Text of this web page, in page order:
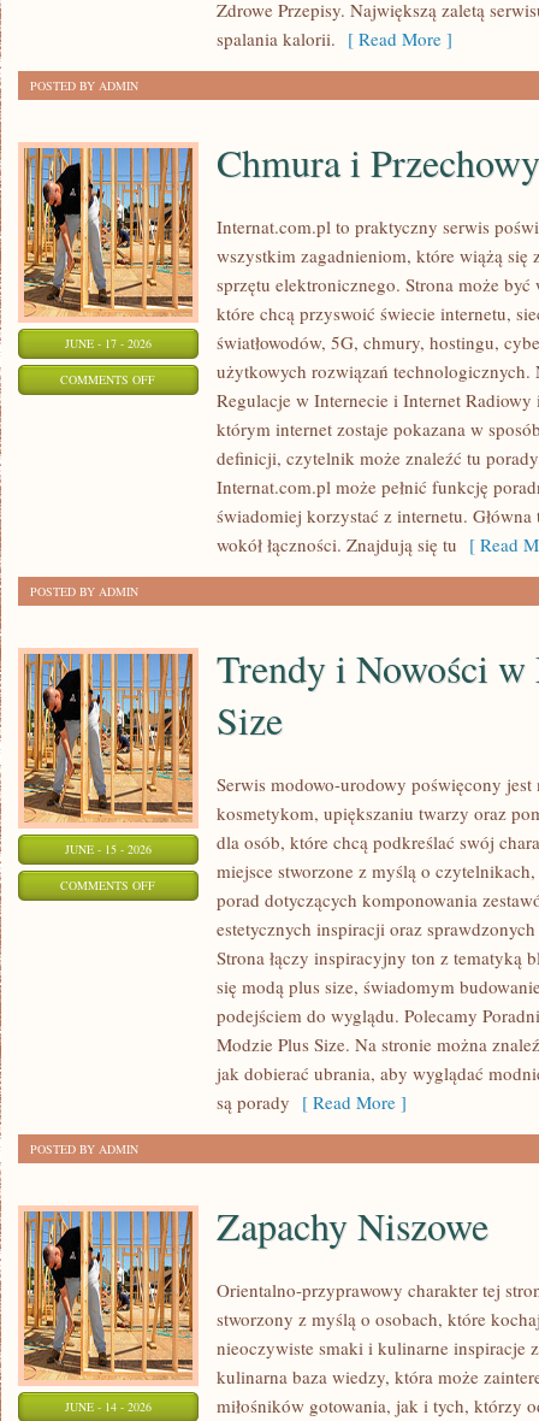
Zdrowe Przepisy. Największą zaletą
spalania kalorii. [ Read More ]
POSTED BY ADMIN
JUNE - 17 - 2026
COMMENTS OFFON
PRZECHOWYWANIE
Chmura i
Internat.com.pl to praktyczny serwis
wszystkim zagadnieniom, które wiążą się
sprzętu elektronicznego. Strona może
które chcą przyswoić świecie internetu,
światłowodów, 5G, chmury, hostingu,
użytkowych rozwiązań technologicznych.
Regulacje w Internecie i Internet
którym internet zostaje pokazana w
definicji, czytelnik może znaleźć tu
Internat.com.pl może pełnić funkcję
świadomiej korzystać z internetu.
wokół łączności. Znajdują się tu [ Read
POSTED BY ADMIN
JUNE - 15 - 2026
COMMENTS OFFON
Trendy i Nowości w
Size
Serwis modowo-urodowy poświęcony
kosmetykom, upiększaniu twarzy oraz
dla osób, które chcą podkreślać swój
miejsce stworzone z myślą o
porad dotyczących komponowania
estetycznych inspiracji oraz
Strona łączy inspiracyjny ton z tematyką
się modą plus size, świadomym
podejściem do wyglądu. Polecamy
Modzie Plus Size. Na stronie można
jak dobierać ubrania, aby wyglądać
są porady [ Read More ]
POSTED BY ADMIN
JUNE - 14 - 2026
Zapachy Niszowe
Orientalno-przyprawowy charakter tej
stworzony z myślą o osobach, które
nieoczywiste smaki i kulinarne inspiracje
kulinarna baza wiedzy, która może
miłośników gotowania, jak i tych, którzy